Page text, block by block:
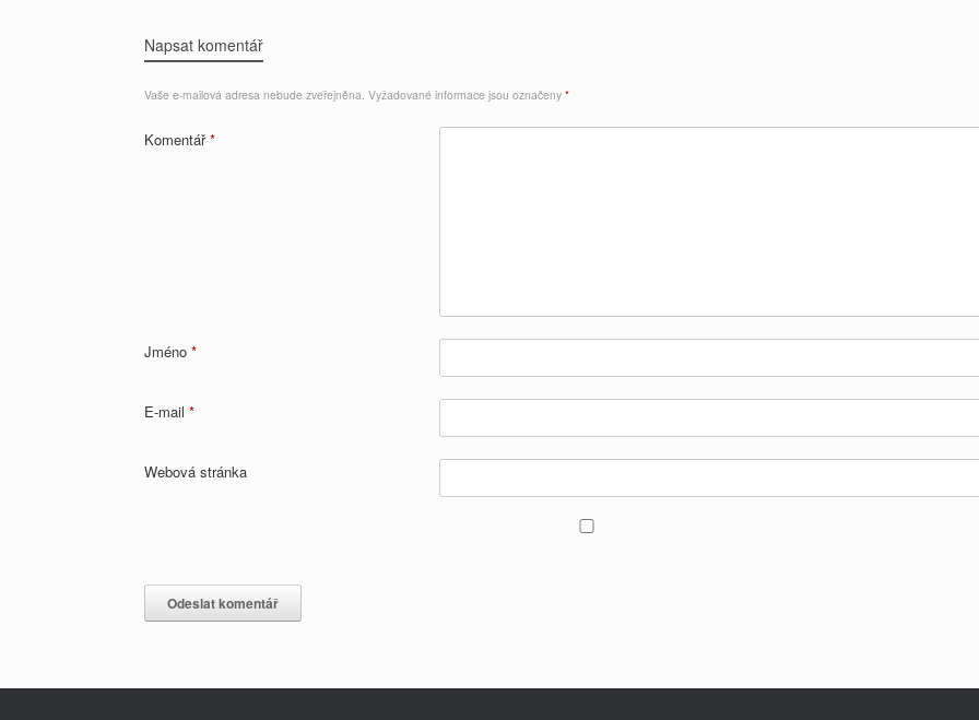
Napsat komentář
Vaše e-mailová adresa nebude zveřejněna. Vyžadované informace jsou označeny *
Komentář*
Jméno *
E-mail *
Webová stránka